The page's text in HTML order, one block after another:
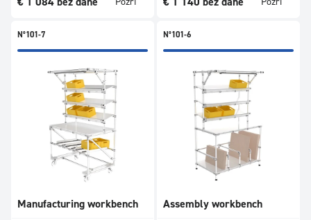
N°101-7
Manufacturing workbench
N°101-6
Assembly workbench